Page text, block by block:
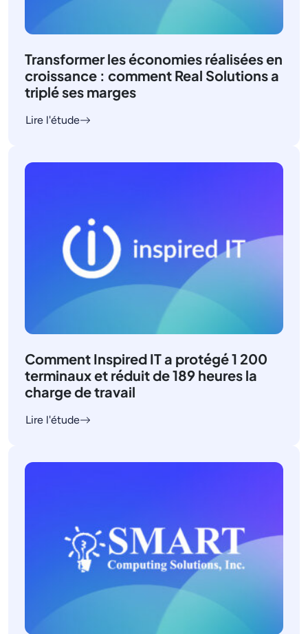
Transformer les économies réalisées en
croissance : comment Real Solutions a
triplé ses marges
Lire l'étude
Comment Inspired IT a protégé 1 200
terminaux et réduit de 189 heures la
charge de travail
Lire l'étude